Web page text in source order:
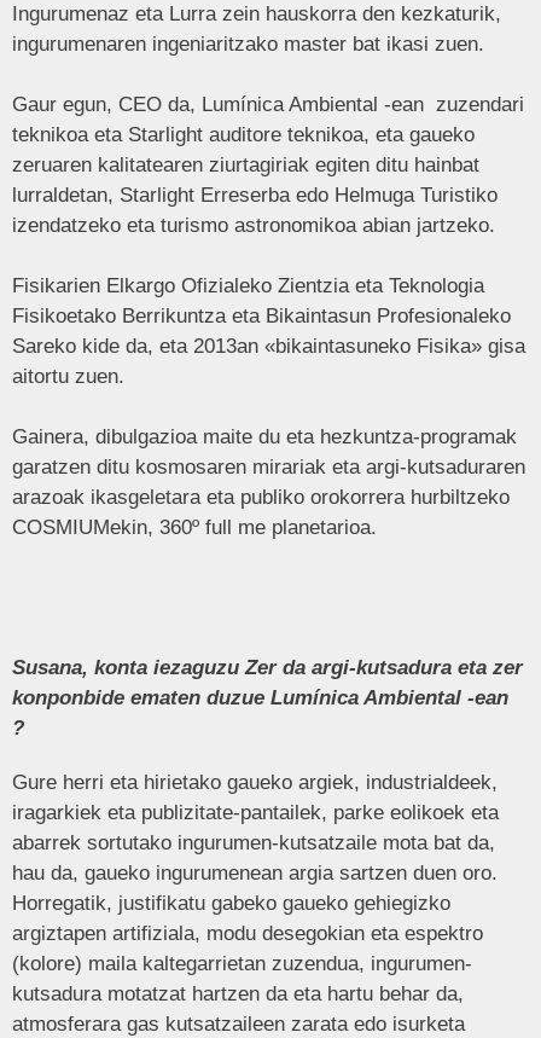
Ingurumenaz eta Lurra zein hauskorra den kezkaturik,
ingurumenaren ingeniaritzako master bat ikasi zuen.
Gaur egun, CEO da, Lumínica Ambiental -ean zuzendari
teknikoa eta Starlight auditore teknikoa, eta gaueko
zeruaren kalitatearen ziurtagiriak egiten ditu hainbat
lurraldetan, Starlight Erreserba edo Helmuga Turistiko
izendatzeko eta turismo astronomikoa abian jartzeko.
Fisikarien Elkargo Ofizialeko Zientzia eta Teknologia
Fisikoetako Berrikuntza eta Bikaintasun Profesionaleko
Sareko kide da, eta 2013an «bikaintasuneko Fisika» gisa
aitortu zuen.
Gainera, dibulgazioa maite du eta hezkuntza-programak
garatzen ditu kosmosaren mirariak eta argi-kutsaduraren
arazoak ikasgeletara eta publiko orokorrera hurbiltzeko
COSMIUMekin, 360º full me planetarioa.
Susana, konta iezaguzu Zer da argi-kutsadura eta zer
konponbide ematen duzue Lumínica Ambiental -ean
?
Gure herri eta hirietako gaueko argiek, industrialdeek,
iragarkiek eta publizitate-pantailek, parke eolikoek eta
abarrek sortutako ingurumen-kutsatzaile mota bat da,
hau da, gaueko ingurumenean argia sartzen duen oro.
Horregatik, justifikatu gabeko gaueko gehiegizko
argiztapen artifiziala, modu desegokian eta espektro
(kolore) maila kaltegarrietan zuzendua, ingurumen-
kutsadura motatzat hartzen da eta hartu behar da,
atmosferara gas kutsatzaileen zarata edo isurketa